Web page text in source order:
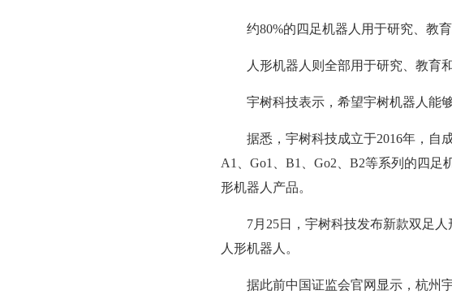
约80%的四足机器人用于研究、教育
人形机器人则全部用于研究、教育和
宇树科技表示，希望宇树机器人能够
据悉，宇树科技成立于2016年，自成
A1、Go1、B1、Go2、B2等系列的四足
形机器人产品。
7月25日，宇树科技发布新款双足人
人形机器人。
据此前中国证监会官网显示，杭州宇